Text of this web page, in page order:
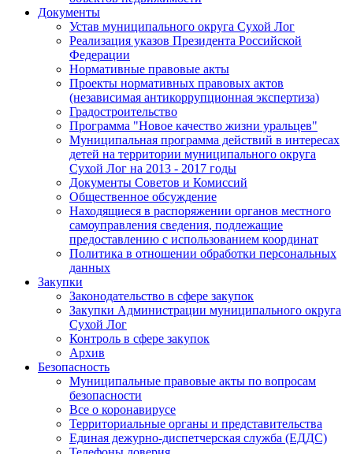
Документы
Устав муниципального округа Сухой Лог
Реализация указов Президента Российской
Федерации
Нормативные правовые акты
Проекты нормативных правовых актов
(независимая антикоррупционная экспертиза)
Градостроительство
Программа "Новое качество жизни уральцев"
Муниципальная программа действий в интересах
детей на территории муниципального округа
Сухой Лог на 2013 - 2017 годы
Документы Советов и Комиссий
Общественное обсуждение
Находящиеся в распоряжении органов местного
самоуправления сведения, подлежащие
предоставлению с использованием координат
Политика в отношении обработки персональных
данных
Закупки
Законодательство в сфере закупок
Закупки Администрации муниципального округа
Сухой Лог
Контроль в сфере закупок
Архив
Безопасность
Муниципальные правовые акты по вопросам
безопасности
Все о коронавирусе
Территориальные органы и представительства
Единая дежурно-диспетчерская служба (ЕДДС)